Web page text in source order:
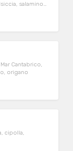
salamino
Cantabrico,
origano
cipolla,